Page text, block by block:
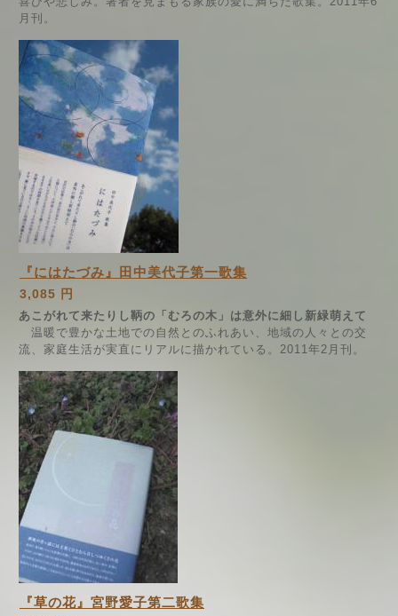
月刊。
『にはたづみ』田中美代子第一歌集
3,085 円
あこがれて来たりし鞆の「むろの木」は意外に細し新緑萌えて
温暖で豊かな土地での自然とのふれあい、地域の人々との交
流、家庭生活が実直にリアルに描かれている。2011年2月刊。
『草の花』宮野愛子第二歌集